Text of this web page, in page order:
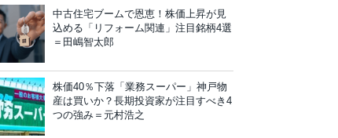
中古住宅ブームで恩恵！株価上昇が見
込める「リフォーム関連」注目銘柄4選
＝田嶋智太郎
株価40％下落「業務スーパー」神戸物
産は買いか？長期投資家が注目すべき4
つの強み＝元村浩之